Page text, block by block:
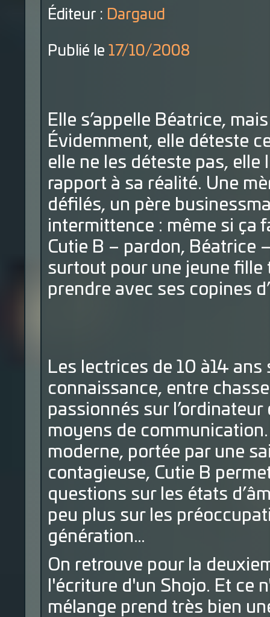
Éditeur : Dargaud
Publié le 17/10/2008
Elle s’appelle Béatrice,
Évidemment, elle déteste
elle ne les déteste pas,
rapport à sa réalité. Une
défilés, un père
intermittence : même si ça
Cutie B – pardon, Béatrice
surtout pour une jeune fille
prendre avec ses copines
Les lectrices de 10 à14
connaissance, entre
passionnés sur
moyens de
moderne, portée par une
contagieuse, Cutie B
questions sur les états
peu plus sur les
génération…
On retrouve pour la
l'écriture d'un Shojo. Et ce
mélange prend très bien